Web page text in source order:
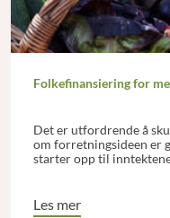
Folkefinansiering for
Det er utfordrende å
om forretningsideen er
starter opp til
Les mer